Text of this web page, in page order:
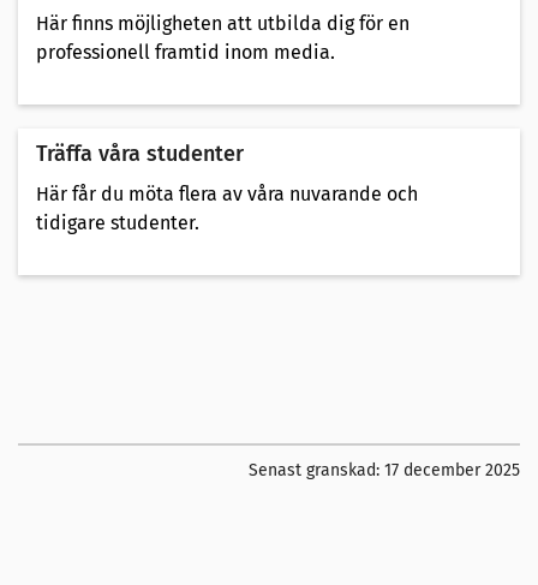
Här finns möjligheten att utbilda dig för en
professionell framtid inom media.
Träffa våra studenter
Här får du möta flera av våra nuvarande och
tidigare studenter.
Senast granskad: 17 december 2025